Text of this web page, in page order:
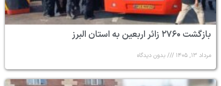
بازگشت ۲۷۶۰ زائر اربعین به استان البرز
مرداد ۱۳, ۱۴۰۵ بدون دیدگاه